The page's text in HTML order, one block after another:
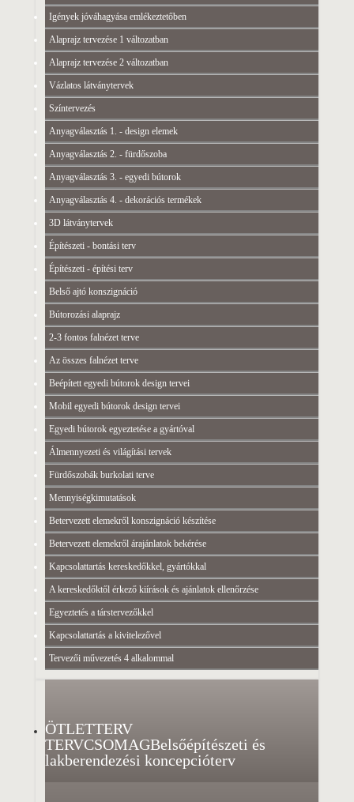
Igények jóváhagyása emlékeztetőben
Alaprajz tervezése 1 változatban
Alaprajz tervezése 2 változatban
Vázlatos látványtervek
Színtervezés
Anyagválasztás 1. - design elemek
Anyagválasztás 2. - fürdőszoba
Anyagválasztás 3. - egyedi bútorok
Anyagválasztás 4. - dekorációs termékek
3D látványtervek
Építészeti - bontási terv
Építészeti - építési terv
Belső ajtó konszignáció
Bútorozási alaprajz
2-3 fontos falnézet terve
Az összes falnézet terve
Beépített egyedi bútorok design tervei
Mobil egyedi bútorok design tervei
Egyedi bútorok egyeztetése a gyártóval
Álmennyezeti és világítási tervek
Fürdőszobák burkolati terve
Mennyiségkimutatások
Betervezett elemekről konszignáció készítése
Betervezett elemekről árajánlatok bekérése
Kapcsolattartás kereskedőkkel, gyártókkal
A kereskedőktől érkező kiírások és ajánlatok ellenőrzése
Egyeztetés a társtervezőkkel
Kapcsolattartás a kivitelezővel
Tervezői művezetés 4 alkalommal
ÖTLETTERV
TERVCSOMAGBelsőépítészeti és
lakberendezési koncepcióterv